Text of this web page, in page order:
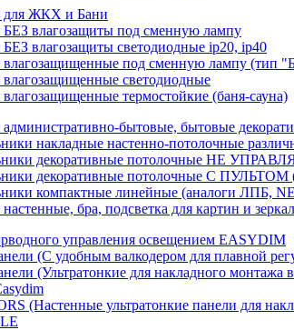
для ЖКХ и Бани
БЕЗ влагозащиты под сменную лампу
влагозащиты светодиодные ip20, ip40
влагозащищенные под сменную лампу (тип
светодиодные
термостойкие (баня-сауна)
бытовые, бытовые
накладные настенно-потолочные
декоративные потолочные НЕ
декоративные потолочные С ПУЛЬТОМ
компактные линейные (аналоги ЛПБ,
бра, подсветка для картин и зеркал
управления освещением EASYDIM
(С удобным валкодером для плавной
(Ультратонкие для накладного монтажа
(Настенные ультратонкие панели для